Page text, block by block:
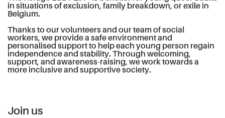
in situations of exclusion, family breakdown, or exile in
Belgium.
Thanks to our volunteers and our team of social
workers, we provide a safe environment and
personalised support to help each young person regain
independence and stability. Through welcoming,
support, and awareness-raising, we work towards a
more inclusive and supportive society.
Join us